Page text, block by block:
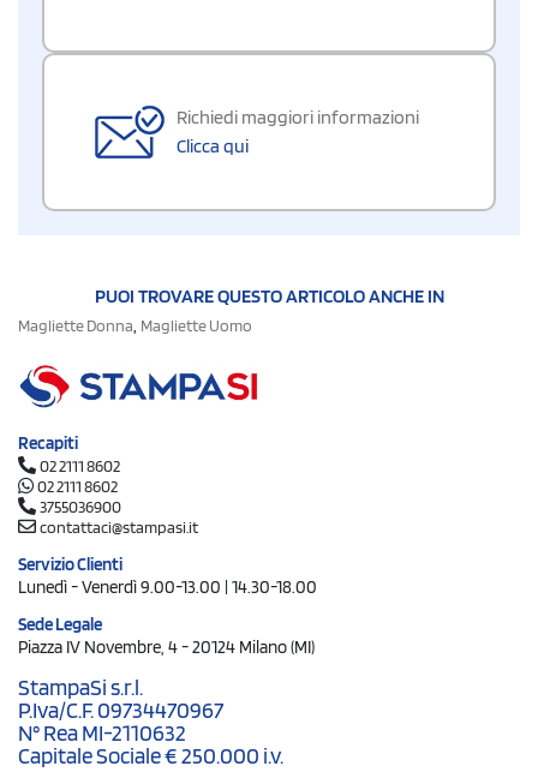
Richiedi maggiori informazioni
Clicca qui
PUOI TROVARE QUESTO ARTICOLO ANCHE IN
Magliette Donna, Magliette Uomo
Recapiti
02 2111 8602
02 2111 8602
3755036900
contattaci@stampasi.it
Servizio Clienti
Lunedì - Venerdì 9.00-13.00 | 14.30-18.00
Sede Legale
Piazza IV Novembre, 4 - 20124 Milano (MI)
StampaSi s.r.l.
P.Iva/C.F. 09734470967
N° Rea MI-2110632
Capitale Sociale € 250.000 i.v.